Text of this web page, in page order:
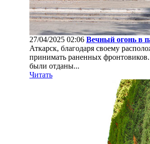
27/04/2025 02:06 Вечный огонь в
Аткарск, благодаря своему
принимать раненных
были отданы...
Читать